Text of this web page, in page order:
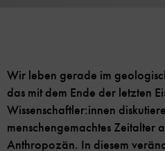
Wir leben gerade im
das mit dem Ende der letzten
Wissenschaftler:innen
menschengemachtes Zeitalter
Anthropozän. In diesem